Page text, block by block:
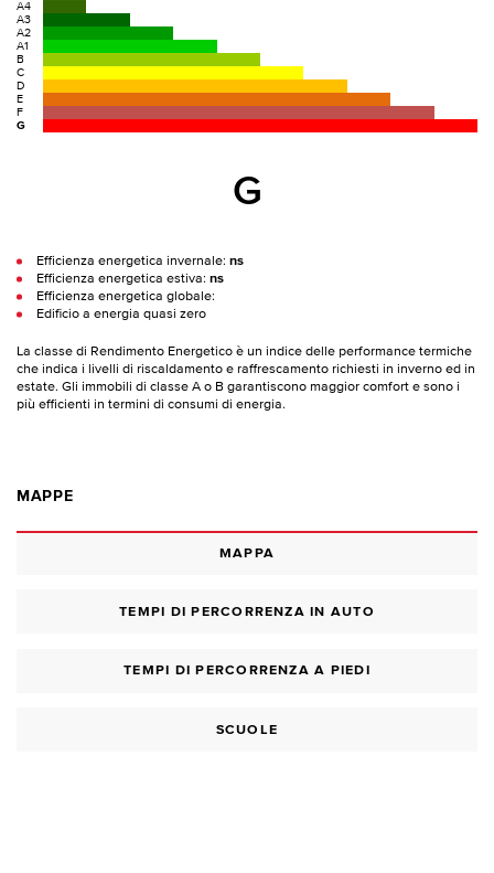
A4
A3
A2
A1
B
C
D
E
F
G
G
Efficienza energetica invernale: ns
Efficienza energetica estiva: ns
Efficienza energetica globale:
Edificio a energia quasi zero
La classe di Rendimento Energetico è un indice delle performance termiche
che indica i livelli di riscaldamento e raffrescamento richiesti in inverno ed in
estate. Gli immobili di classe A o B garantiscono maggior comfort e sono i
più efficienti in termini di consumi di energia.
MAPPE
MAPPA
TEMPI DI PERCORRENZA IN AUTO
TEMPI DI PERCORRENZA A PIEDI
SCUOLE